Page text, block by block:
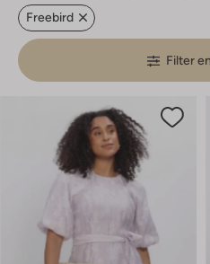
Freebird
Filter